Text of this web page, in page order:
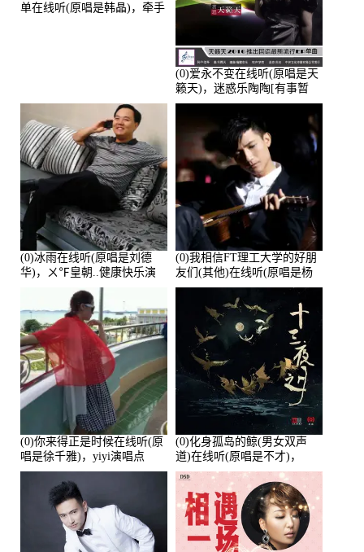
单在线听(原唱是韩晶)，牵手
(0)爱永不变在线听(原唱是天
籁天)，迷惑乐陶陶[有事暂
离]演唱点播:27678次
(0)冰雨在线听(原唱是刘德
华)，ㄨ℉皇朝..健康快乐演
(0)我相信FT理工大学的好朋
友们(其他)在线听(原唱是杨
培安)，老乔演唱点播:23714
(0)你来得正是时候在线听(原
唱是徐千雅)，yiyi演唱点
播:21991次
(0)化身孤岛的鲸(男女双声
道)在线听(原唱是不才)，
HGBai演唱点播:19428次